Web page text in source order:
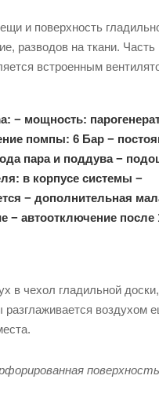
и поверхность
разводов на ткани. Часть
встроенным
− мощность:
помпы: 6 Бар −
пара и поддува −
в корпусе системы −
− дополнительная
− автоотключение после
в чехол гладильной
воздухом